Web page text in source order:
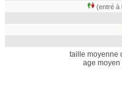
(entré à
taille moyenne
age moyen